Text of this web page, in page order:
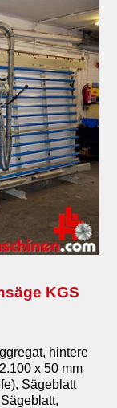
KGS
hintere
x 50 mm
Sägeblatt